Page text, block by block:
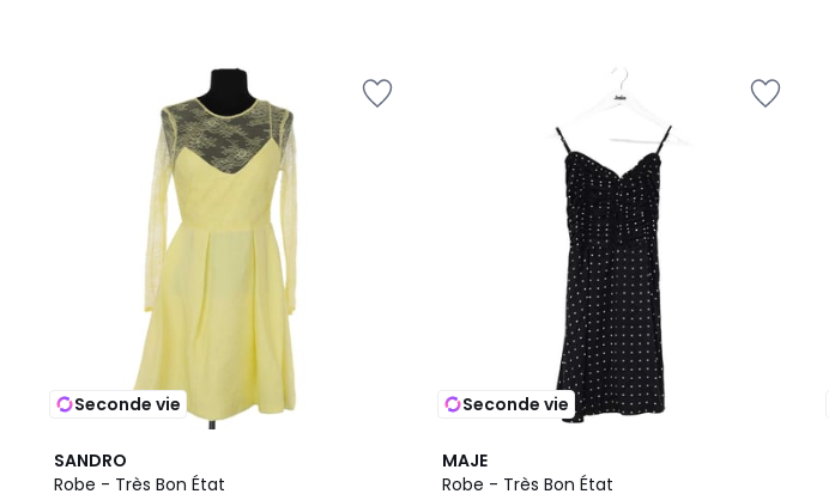
Seconde vie
SANDRO
Robe - Très Bon État
Seconde vie
MAJE
Robe - Très Bon État